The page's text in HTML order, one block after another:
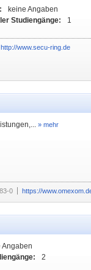
keine Angaben
Studiengänge:
1
http://www.secu-ring.de
» mehr
0 https://
Angaben
2